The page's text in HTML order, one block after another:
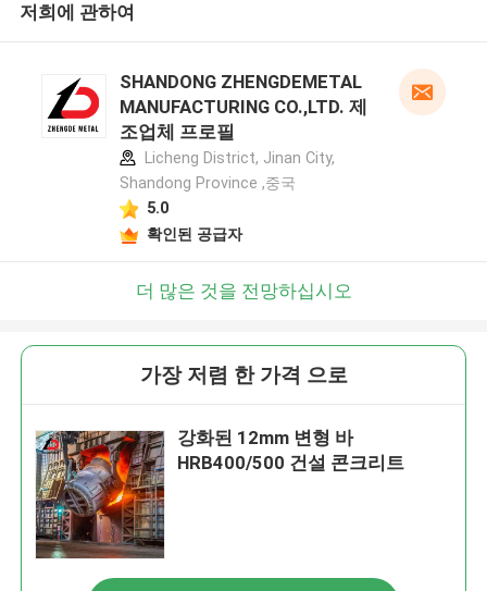
저희에 관하여
SHANDONG ZHENGDEMETAL
MANUFACTURING CO.,LTD. 제
조업체 프로필
Licheng District, Jinan City,
Shandong Province ,중국
5.0
확인된 공급자
더 많은 것을 전망하십시오
가장 저렴 한 가격 으로
강화된 12mm 변형 바
HRB400/500 건설 콘크리트